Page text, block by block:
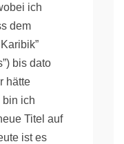
ich
dem
bis dato
hätte
bin ich
Titel auf
ist es